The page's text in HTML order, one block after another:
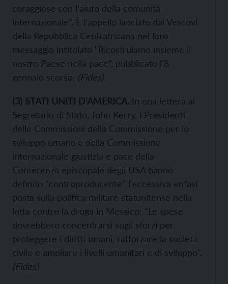
coraggiose con l’aiuto della comunità
internazionale”. È l’appello lanciato dai Vescovi
della Repubblica Centrafricana nel loro
messaggio intitolato “Ricostruiamo insieme il
nostro Paese nella pace”, pubblicato l’8
gennaio scorso. (Fides)
(3) STATI UNITI D’AMERICA. In una lettera al
Segretario di Stato, John Kerry, i Presidenti
delle Commissioni della Commissione per lo
sviluppo umano e della Commissione
internazionale giustizia e pace della
Conferenza episcopale degli USA hanno
definito "controproducente" l'eccessiva enfasi
posta sulla politica militare statunitense nella
lotta contro la droga in Messico: “Le spese
dovrebbero concentrarsi sugli sforzi per
proteggere i diritti umani, rafforzare la società
civile e ampliare i livelli umanitari e di sviluppo".
(Fides)